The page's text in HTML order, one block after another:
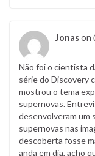
Jonason
Não foi o cientista
série do Discovery
mostrou o tema
supernovas.
desenvolveram um
supernovas nas
descoberta fosse
anda em dia, acho